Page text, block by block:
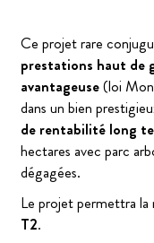
Ce projet rare
prestations haut de
avantageuse(loi
dans un bien
de rentabilité long
hectares avec parc
dégagées.
Le projet permettra la
T2.